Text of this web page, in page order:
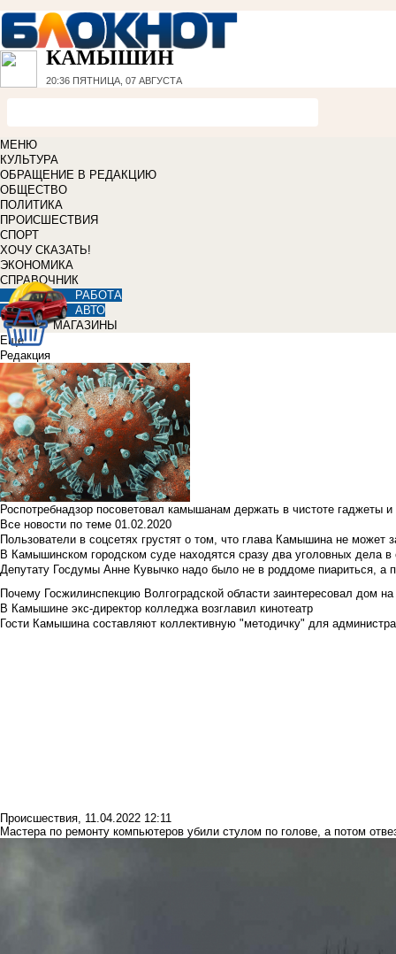
КАМЫШИН
20:36 ПЯТНИЦА, 07 АВГУСТА
МЕНЮ
КУЛЬТУРА
ОБРАЩЕНИЕ В РЕДАКЦИЮ
ОБЩЕСТВО
ПОЛИТИКА
ПРОИСШЕСТВИЯ
СПОРТ
ХОЧУ СКАЗАТЬ!
ЭКОНОМИКА
СПРАВОЧНИК
РАБОТА
АВТО
МАГАЗИНЫ
Еще
Редакция
Роспотребнадзор посоветовал камышанам держать в чистоте гаджеты
Все новости по теме 01.02.2020
Пользователи в соцсетях грустят о том, что глава Камышина не может
В Камышинском городском суде находятся сразу два уголовных дела
Депутату Госдумы Анне Кувычко надо было не в роддоме пиариться, а
Почему Госжилинспекцию Волгоградской области заинтересовал дом
В Камышине экс-директор колледжа возглавил кинотеатр
Гости Камышина составляют коллективную "методичку" для
Происшествия, 11.04.2022 12:11
Мастера по ремонту компьютеров убили стулом по голове, а потом